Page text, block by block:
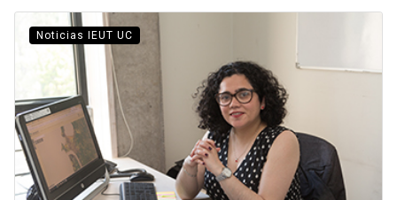
Noticias IEUT UC